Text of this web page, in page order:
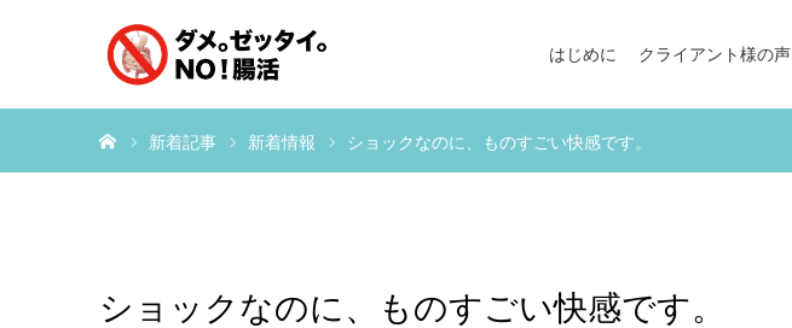
はじめに クライアント様の声
新着記事 新着情報 ショックなのに、ものすごい快感です。
ショックなのに、ものすごい快感です。